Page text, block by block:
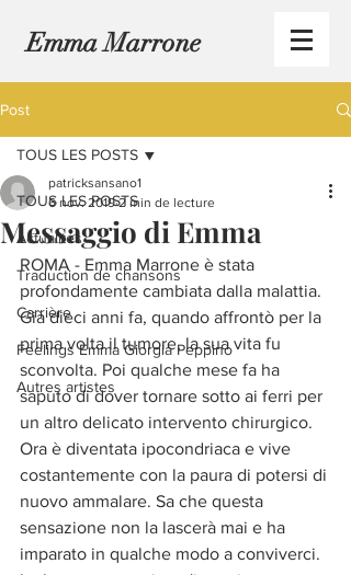
Emma Marrone
Post
TOUS LES POSTS
Actualités
Traduction de chansons
Carrière
Feelings Emma Giorgia Peppino
Autres artistes
TOUS LES POSTS
Messaggio di Emma
patricksansano1
6 nov. 2019 2 min de lecture
ROMA - Emma Marrone è stata
profondamente cambiata dalla malattia.
Già dieci anni fa, quando affrontò per la
prima volta il tumore, la sua vita fu
sconvolta. Poi qualche mese fa ha
saputo di dover tornare sotto ai ferri per
un altro delicato intervento chirurgico.
Ora è diventata ipocondriaca e vive
costantemente con la paura di potersi di
nuovo ammalare. Sa che questa
sensazione non la lascerà mai e ha
imparato in qualche modo a conviverci.